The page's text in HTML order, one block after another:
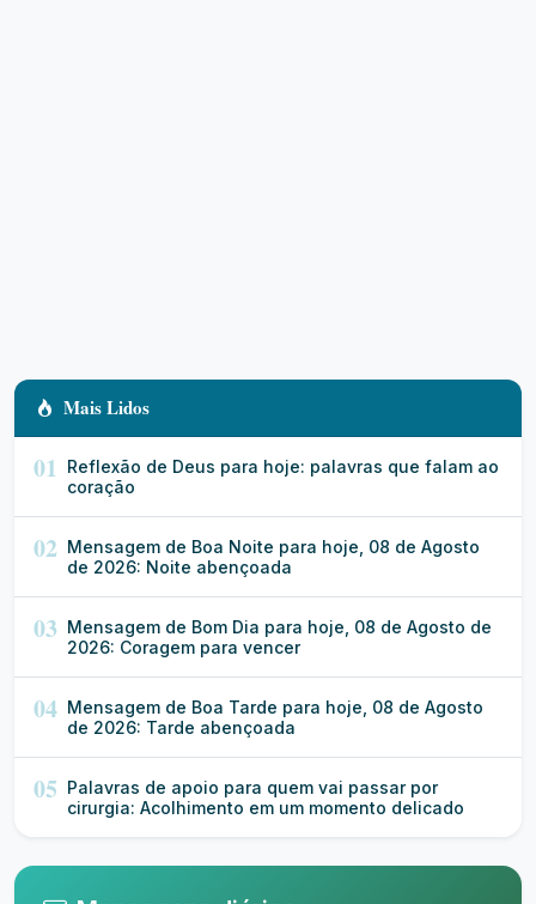
Mais Lidos
01 Reflexão de Deus para hoje: palavras que falam ao
coração
02 Mensagem de Boa Noite para hoje, 08 de Agosto
de 2026: Noite abençoada
03 Mensagem de Bom Dia para hoje, 08 de Agosto de
2026: Coragem para vencer
04 Mensagem de Boa Tarde para hoje, 08 de Agosto
de 2026: Tarde abençoada
05 Palavras de apoio para quem vai passar por
cirurgia: Acolhimento em um momento delicado